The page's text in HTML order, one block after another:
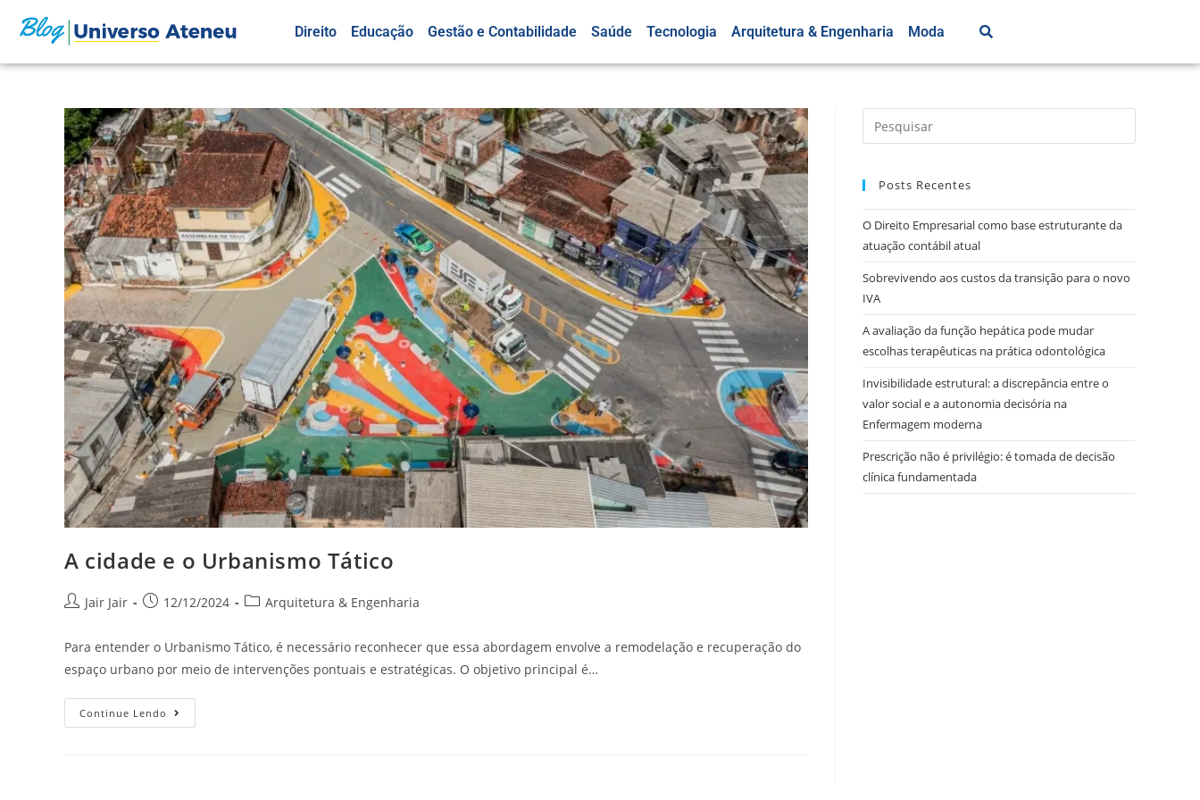
Direito Educação Gestão e Contabilidade Saúde Tecnologia Arquitetura & Engenharia Moda
A cidade e o Urbanismo Tático
Jair Jair 12/12/2024 Arquitetura & Engenharia
Para entender o Urbanismo Tático, é necessário reconhecer que essa abordagem envolve a remodelação e recuperação do
espaço urbano por meio de intervenções pontuais e estratégicas. O objetivo principal é…
Continue Lendo
Posts Recentes
O Direito Empresarial como base estruturante da
atuação contábil atual
Sobrevivendo aos custos da transição para o novo
IVA
A avaliação da função hepática pode mudar
escolhas terapêuticas na prática odontológica
Invisibilidade estrutural: a discrepância entre o
valor social e a autonomia decisória na
Enfermagem moderna
Prescrição não é privilégio: é tomada de decisão
clínica fundamentada